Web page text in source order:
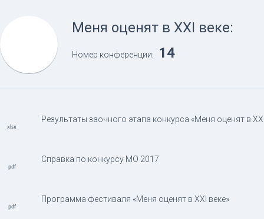
Меня оценят в XXI веке:
Номер конференции: 14
Результаты заочного этапа конкурса «Меня оценят в
Справка по конкурсу МО 2017
Программа фестиваля «Меня оценят в XXI веке»